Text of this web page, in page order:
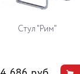
Стул "Рим"